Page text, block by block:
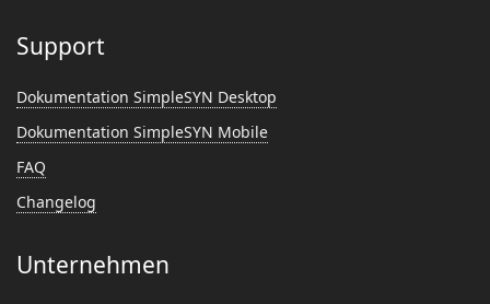
Support
Dokumentation SimpleSYN Desktop
Dokumentation SimpleSYN Mobile
FAQ
Changelog
Unternehmen